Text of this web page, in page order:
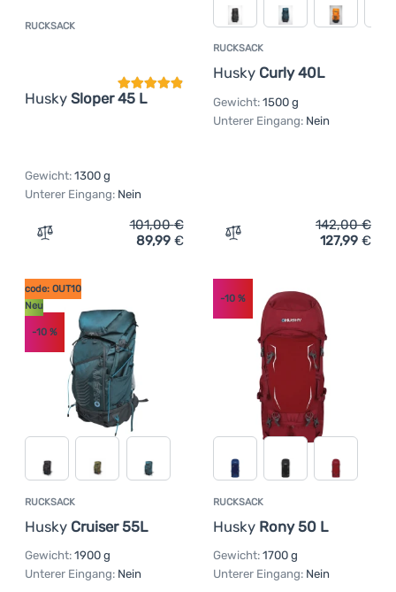
RUCKSACK
Husky Sloper 45 L
Kundenbewertung
Gewicht: 1300 g
Unterer Eingang: Nein
Zum Vergleich 'Rucksack Husky Sloper 45 L' hinzufügen
101,00€
89,99 €
RUCKSACK
Husky Curly 40L
Gewicht: 1500 g
Unterer Eingang: Nein
Zum Vergleich 'Rucksack
142,00€
127,99 €
RUCKSACK
Husky Cruiser 55L
code: OUT10
Neu
-10 %
Gewicht: 1900 g
Unterer Eingang: Nein
RUCKSACK
Husky Rony 50 L
-10%
Gewicht: 1700 g
Unterer Eingang: Nein